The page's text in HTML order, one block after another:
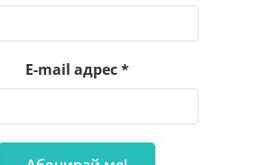
E-mail адрес*